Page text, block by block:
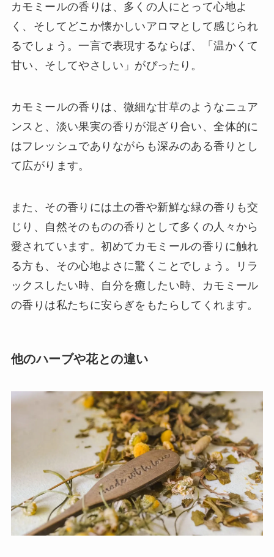
カモミールの香りは、多くの人にとって心地よ
く、そしてどこか懐かしいアロマとして感じられ
るでしょう。一言で表現するならば、「温かくて
甘い、そしてやさしい」がぴったり。
カモミールの香りは、微細な甘草のようなニュア
ンスと、淡い果実の香りが混ざり合い、全体的に
はフレッシュでありながらも深みのある香りとし
て広がります。
また、その香りには土の香や新鮮な緑の香りも交
じり、自然そのものの香りとして多くの人々から
愛されています。初めてカモミールの香りに触れ
る方も、その心地よさに驚くことでしょう。リラ
ックスしたい時、自分を癒したい時、カモミール
の香りは私たちに安らぎをもたらしてくれます。
他のハーブや花との違い